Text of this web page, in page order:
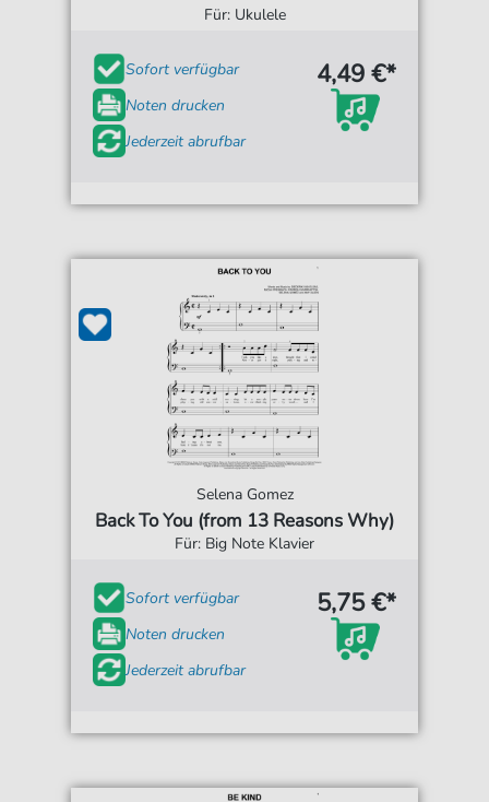
Für: Ukulele
Sofort verfügbar
Noten drucken
Jederzeit abrufbar
4,49 €*
Selena Gomez
Back To You (from 13 Reasons Why)
Für: Big Note Klavier
Sofort verfügbar
Noten drucken
Jederzeit abrufbar
5,75 €*